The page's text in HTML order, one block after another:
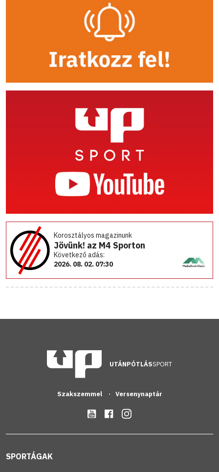
Korosztályos magazinunk
Jövünk! az M4 Sporton
Következő adás:
2026. 08. 02. 07:30
UTÁNPÓTLÁSSPORT
Szakszemmel Versenynaptár
SPORTÁGAK